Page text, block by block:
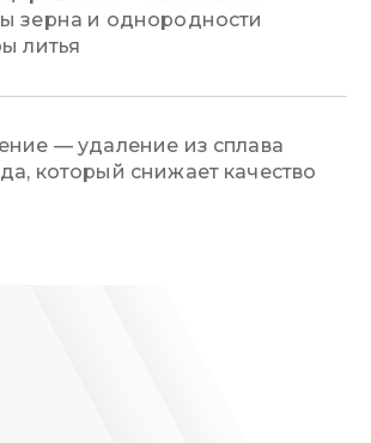
зерна и однородности
литья
— удаление из сплава
который снижает качество